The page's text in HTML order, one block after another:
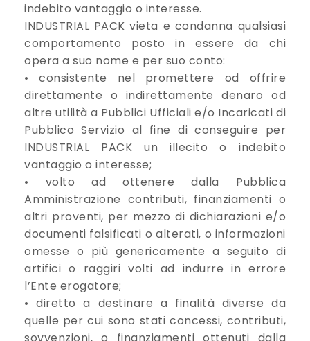
indebito vantaggio o interesse.
INDUSTRIAL PACK vieta e condanna qualsiasi
comportamento posto in essere da chi
opera a suo nome e per suo conto:
• consistente nel promettere od offrire
direttamente o indirettamente denaro od
altre utilità a Pubblici Ufficiali e/o Incaricati di
Pubblico Servizio al fine di conseguire per
INDUSTRIAL PACK un illecito o indebito
vantaggio o interesse;
• volto ad ottenere dalla Pubblica
Amministrazione contributi, finanziamenti o
altri proventi, per mezzo di dichiarazioni e/o
documenti falsificati o alterati, o informazioni
omesse o più genericamente a seguito di
artifici o raggiri volti ad indurre in errore
l’Ente erogatore;
• diretto a destinare a finalità diverse da
quelle per cui sono stati concessi, contributi,